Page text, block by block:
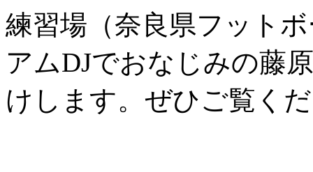
練習場（奈良県フット
アムDJでおなじみの藤
けします。ぜひご覧く